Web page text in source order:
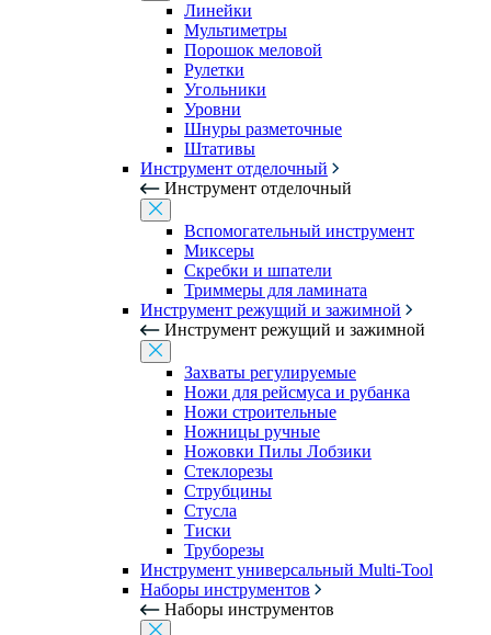
Линейки
Мультиметры
Порошок меловой
Рулетки
Угольники
Уровни
Шнуры разметочные
Штативы
Инструмент отделочный
Инструмент отделочный
Вспомогательный инструмент
Миксеры
Скребки и шпатели
Триммеры для ламината
Инструмент режущий и зажимной
Инструмент режущий и зажимной
Захваты регулируемые
Ножи для рейсмуса и рубанка
Ножи строительные
Ножницы ручные
Ножовки Пилы Лобзики
Стеклорезы
Струбцины
Стусла
Тиски
Труборезы
Инструмент универсальный Multi-Tool
Наборы инструментов
Наборы инструментов